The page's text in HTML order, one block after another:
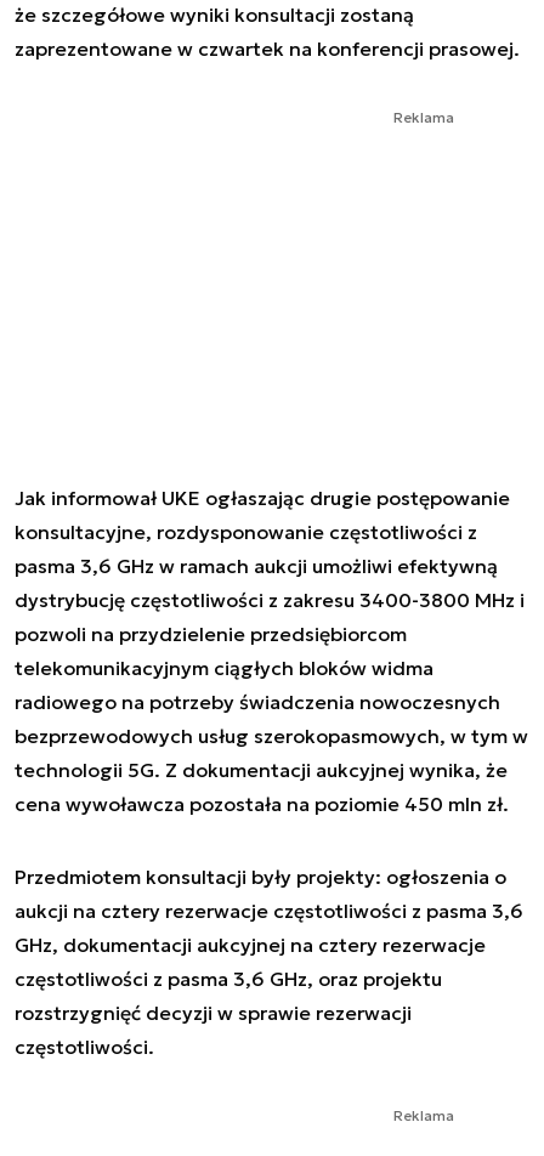
że szczegółowe wyniki konsultacji zostaną
zaprezentowane w czwartek na konferencji prasowej.
Reklama
Jak informował UKE ogłaszając drugie postępowanie
konsultacyjne, rozdysponowanie częstotliwości z
pasma 3,6 GHz w ramach aukcji umożliwi efektywną
dystrybucję częstotliwości z zakresu 3400-3800 MHz i
pozwoli na przydzielenie przedsiębiorcom
telekomunikacyjnym ciągłych bloków widma
radiowego na potrzeby świadczenia nowoczesnych
bezprzewodowych usług szerokopasmowych, w tym w
technologii 5G. Z dokumentacji aukcyjnej wynika, że
cena wywoławcza pozostała na poziomie 450 mln zł.
Przedmiotem konsultacji były projekty: ogłoszenia o
aukcji na cztery rezerwacje częstotliwości z pasma 3,6
GHz, dokumentacji aukcyjnej na cztery rezerwacje
częstotliwości z pasma 3,6 GHz, oraz projektu
rozstrzygnięć decyzji w sprawie rezerwacji
częstotliwości.
Reklama